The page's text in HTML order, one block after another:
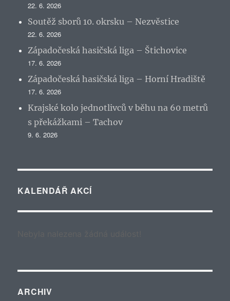
22. 6. 2026
Soutěž sborů 10. okrsku – Nezvěstice
22. 6. 2026
Západočeská hasičská liga – Štichovice
17. 6. 2026
Západočeská hasičská liga – Horní Hradiště
17. 6. 2026
Krajské kolo jednotlivců v běhu na 60 metrů
s překážkami – Tachov
9. 6. 2026
KALENDÁŘ AKCÍ
ARCHIV